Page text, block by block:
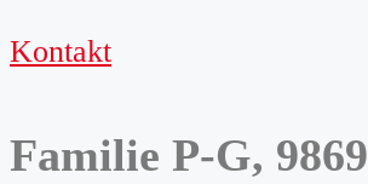
Kontakt
Familie P-G,